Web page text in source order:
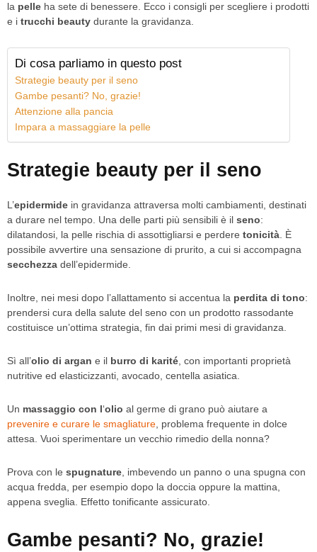
la pelle ha sete di benessere. Ecco i consigli per scegliere i prodotti
e i trucchi beauty durante la gravidanza.
Di cosa parliamo in questo post
Strategie beauty per il seno
Gambe pesanti? No, grazie!
Attenzione alla pancia
Impara a massaggiare la pelle
Strategie beauty per il seno
L’epidermide in gravidanza attraversa molti cambiamenti, destinati
a durare nel tempo. Una delle parti più sensibili è il seno:
dilatandosi, la pelle rischia di assottigliarsi e perdere tonicità . È
possibile avvertire una sensazione di prurito, a cui si accompagna
secchezza dell’epidermide.
Inoltre, nei mesi dopo l’allattamento si accentua la perdita di tono:
prendersi cura della salute del seno con un prodotto rassodante
costituisce un’ottima strategia, fin dai primi mesi di gravidanza.
Sì all’olio di argan e il burro di karité , con importanti proprietà
nutritive ed elasticizzanti, avocado, centella asiatica.
Un massaggio con l‘olio al germe di grano può aiutare a
prevenire e curare le smagliature , problema frequente in dolce
attesa. Vuoi sperimentare un vecchio rimedio della nonna?
Prova con le spugnature , imbevendo un panno o una spugna con
acqua fredda, per esempio dopo la doccia oppure la mattina,
appena sveglia. Effetto tonificante assicurato.
Gambe pesanti? No, grazie!